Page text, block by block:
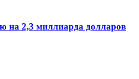
на 2,3 миллиарда долларов